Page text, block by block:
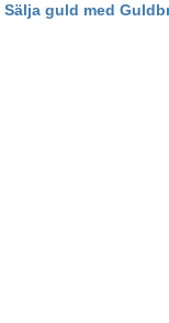
Sälja guld med